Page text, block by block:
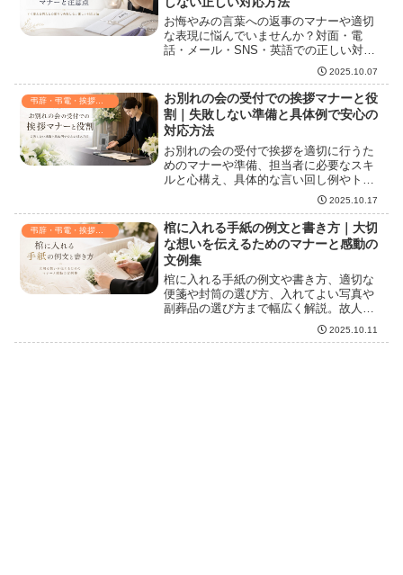
お悔やみの言葉への返事のマナーや適切
な表現に悩んでいませんか？対面・電
話・メール・SNS・英語での正しい対応
やNG例、シーン別の返答例まで詳しく解
説し、心のこもった返事の仕方が分かり
ます。
2025.10.07
弔辞・弔電・挨拶・連絡
お別れの会の受付での挨拶マナーと役
割｜失敗しない準備と具体例で安心の
対応方法
お別れの会の受付で挨拶を適切に行うた
めのマナーや準備、担当者に必要なスキ
ルと心構え、具体的な言い回し例やトラ
ブル対応までを分かりやすく解説。参列
者に安心感を与え、信頼される受付を目
指すポイントを丁寧に紹介します。
2025.10.17
棺に入れる手紙の例文と書き方｜大切
な想いを伝えるためのマナーと感動の
文例集
棺に入れる手紙の例文や書き方、適切な
便箋や封筒の選び方、入れてよい写真や
副葬品の選び方まで幅広く解説。故人へ
の感謝や思い出を綴る際のポイント、避
けるべき言葉やマナーも詳しくまとめて
2025.10.11